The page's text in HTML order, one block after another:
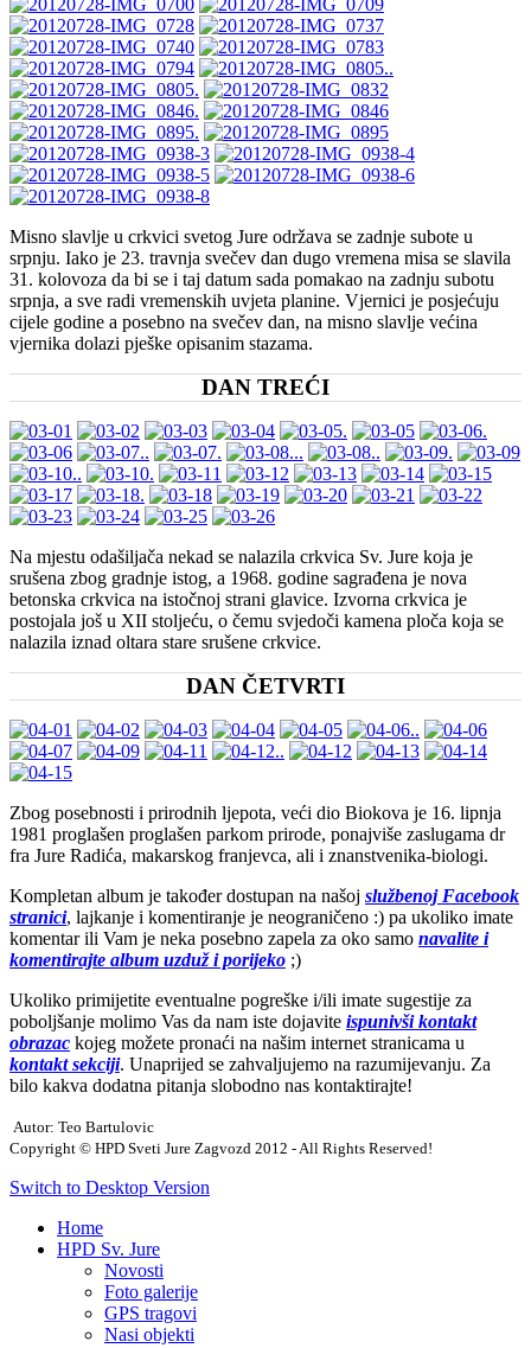
Misno slavlje u crkvici svetog Jure održava se zadnje subote u
srpnju. Iako je 23. travnja svečev dan dugo vremena misa se slavila
31. kolovoza da bi se i taj datum sada pomakao na zadnju subotu
srpnja, a sve radi vremenskih uvjeta planine. Vjernici je posjećuju
cijele godine a posebno na svečev dan, na misno slavlje većina
vjernika dolazi pješke opisanim stazama.
DAN TREĆI
Na mjestu odašiljača nekad se nalazila crkvica Sv. Jure koja je
srušena zbog gradnje istog, a 1968. godine sagrađena je nova
betonska crkvica na istočnoj strani glavice. Izvorna crkvica je
postojala još u XII stoljeću, o čemu svjedoči kamena ploča koja se
nalazila iznad oltara stare srušene crkvice.
DAN ČETVRTI
Zbog posebnosti i prirodnih ljepota, veći dio Biokova je 16. lipnja
1981 proglašen proglašen parkom prirode, ponajviše zaslugama dr
fra Jure Radića, makarskog franjevca, ali i znanstvenika-biologi.
Kompletan album je također dostupan na našoj službenoj Facebook
stranici, lajkanje i komentiranje je neograničeno :) pa ukoliko imate
komentar ili Vam je neka posebno zapela za oko samo navalite i
komentirajte album uzduž i porijeko ;)
Ukoliko primijetite eventualne pogreške i/ili imate sugestije za
poboljšanje molimo Vas da nam iste dojavite ispunivši kontakt
obrazac kojeg možete pronaći na našim internet stranicama u
kontakt sekciji. Unaprijed se zahvaljujemo na razumijevanju. Za
bilo kakva dodatna pitanja slobodno nas kontaktirajte!
Autor: Teo Bartulovic
Copyright © HPD Sveti Jure Zagvozd 2012 - All Rights Reserved!
Switch to Desktop Version
Home
HPD Sv. Jure
Novosti
Foto galerije
GPS tragovi
Nasi objekti